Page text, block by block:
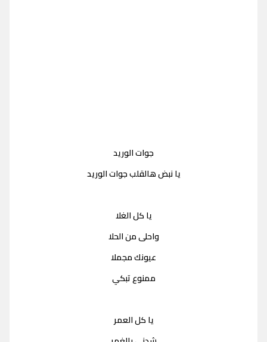
جوات الوريد
يا نبض هالقلب جوات الوريد
يا كل الغلا
واحلى من الحلا
عيونك مجملا
ممنوع تبكي
يا كل العمر